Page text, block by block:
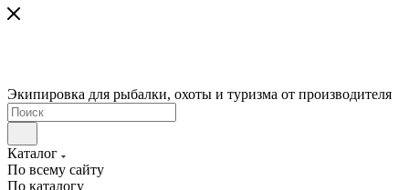
Экипировка для рыбалки, охоты и туризма от производителя
Каталог
По всему сайту
По каталогу